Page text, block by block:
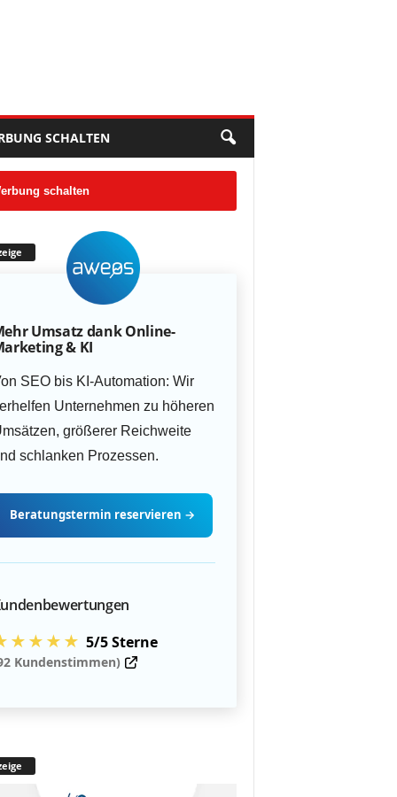
SCHALTEN
schalten
Umsatz dank Online-
& KI
SEO bis KI-Automation: Wir
Unternehmen zu höheren
größerer Reichweite
schlanken Prozessen.
Beratungstermin reservieren →
5/5 Sterne
Kundenstimmen)